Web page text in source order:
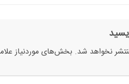
نخواهد شد. بخش‌های موردنیاز